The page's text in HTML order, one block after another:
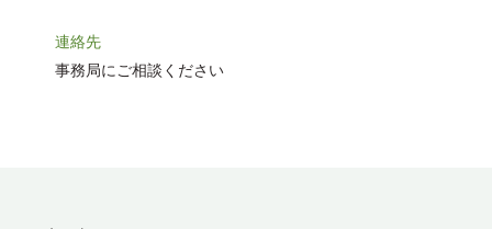
連絡先
事務局にご相談ください